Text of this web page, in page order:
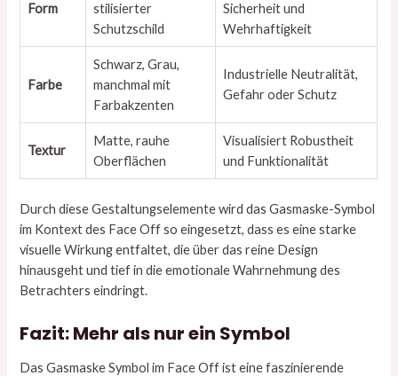
Form
stilisierter
Schutzschild
Sicherheit und
Wehrhaftigkeit
Farbe
Schwarz, Grau,
manchmal mit
Farbakzenten
Industrielle Neutralität,
Gefahr oder Schutz
Textur
Matte, rauhe
Oberflächen
Visualisiert Robustheit
und Funktionalität
Durch diese Gestaltungselemente wird das Gasmaske-Symbol
im Kontext des Face Off so eingesetzt, dass es eine starke
visuelle Wirkung entfaltet, die über das reine Design
hinausgeht und tief in die emotionale Wahrnehmung des
Betrachters eindringt.
Fazit: Mehr als nur ein Symbol
Das Gasmaske Symbol im Face Off ist eine faszinierende